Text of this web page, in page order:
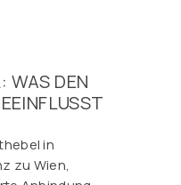
WAS DEN
in
zu Wien,